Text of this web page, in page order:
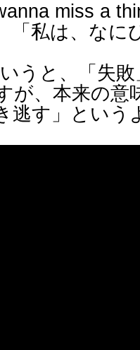
miss a
「私は、なに
うと、「失
が、本来の意
逃す」という